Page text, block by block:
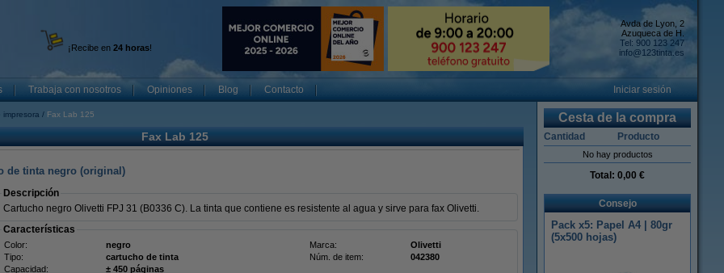
¡Recibe en 24 horas!
Avda de Lyon, 2
Azuqueca de H.
Tel: 900 123 247
info@123tinta.es
Trabaja con nosotros Opiniones Blog Contacto Iniciar sesión
impresora Fax Lab 125
Fax Lab 125
de tinta negro (original)
Descripción
Cartucho negro Olivetti FPJ 31 (B0336 C). La tinta que contiene es resistente al agua y sirve para fax Olivetti.
Características
Color: negro Marca:
Olivetti
Tipo:
cartucho de tinta Núm. de item:
042380
Capacidad:
± 450 páginas
Cesta de la compra
Cantidad Producto
No hay productos
Total: 0,00 €
Consejo
Pack x5: Papel A4 | 80gr
(5x500 hojas)